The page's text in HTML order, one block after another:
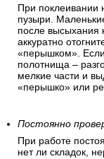
При поклеивании
пузыри.
после высыхания
аккуратно
«перышком».
полотнища –
мелкие части и
«перышко» или
Постоянно
При работе
нет ли складок,